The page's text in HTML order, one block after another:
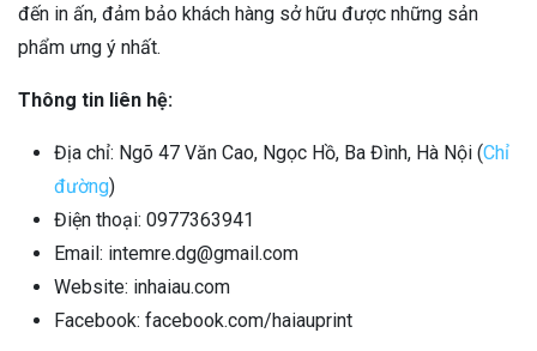
đến in ấn, đảm bảo khách hàng sở hữu được những sản
phẩm ưng ý nhất.
Thông tin liên hệ:
Địa chỉ: Ngõ 47 Văn Cao, Ngọc Hồ, Ba Đình, Hà Nội (Chỉ
đường)
Điện thoại: 0977363941
Email: intemre.dg@gmail.com
Website: inhaiau.com
Facebook: facebook.com/haiauprint